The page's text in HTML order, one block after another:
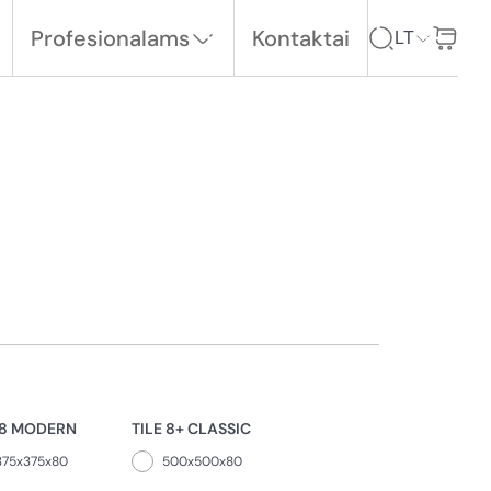
Profesionalams Kontaktai LT
MODERN TILE 8+ CLASSIC
500x500x80